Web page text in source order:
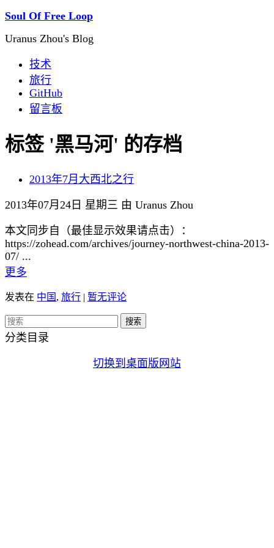
Soul Of Free Loop
Uranus Zhou's Blog
技术
旅行
GitHub
留言板
标签 '黑马河' 的存档
2013年7月大西北之行
2013年07月24日 星期三 由 Uranus Zhou
本文同步自（最佳显示效果请点击）：
https://zohead.com/archives/journey-northwest-china-2013-
07/ ...
更多
发表在 中国 , 旅行 | 暂无评论
分类目录
切换到桌面版网站